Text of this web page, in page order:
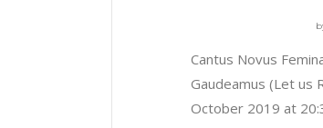
Cantus Novus
Gaudeamus (Let us
October 2019 at